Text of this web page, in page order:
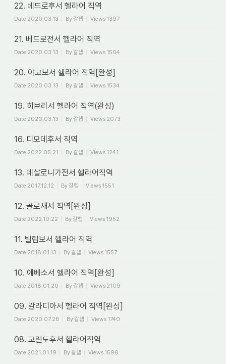
22. 베드로후서 헬라어 직역
Date 2020.03.13 By갈렙 Views 1397
21. 베드로전서 헬라어 직역
Date 2020.03.13 By갈렙 Views 1504
20. 야고보서 헬라어 직역[완성]
Date 2020.03.13 By갈렙 Views 1534
19. 히브리서 헬라어 직역(완성)
Date 2020.03.13 By갈렙 Views 2073
16. 디모데후서 직역
Date 2022.05.21 By갈렙 Views 1241
13. 데살로니가전서 헬라어직역
Date 2017.12.12 By갈렙 Views 1551
12. 골로새서 직역[완성]
Date 2022.10.22 By갈렙 Views 1952
11. 빌립보서 헬라어 직역
Date 2018.01.13 By갈렙 Views 1557
10. 에베소서 헬라어 직역[완성]
Date 2018.01.20 By갈렙 Views 2109
09. 갈라디아서 헬라어 직역[완성]
Date 2020.07.28 By갈렙 Views 1740
08. 고린도후서 헬라어직역
Date 2021.01.19 By갈렙 Views 1596